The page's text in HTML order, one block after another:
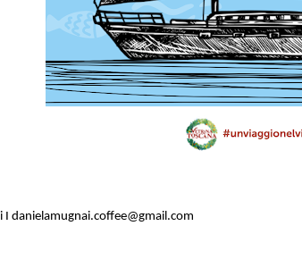
I danielamugnai.coffee@gmail.com